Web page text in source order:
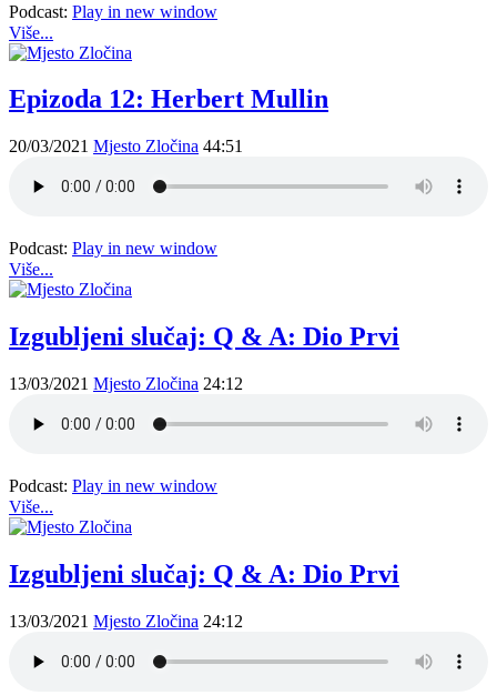
Podcast: Play in new window
Više...
Epizoda 12: Herbert Mullin
20/03/2021 Mjesto Zločina 44:51
Podcast: Play in new window
Više...
Izgubljeni slučaj: Q & A: Dio Prvi
13/03/2021 Mjesto Zločina 24:12
Podcast: Play in new window
Više...
Izgubljeni slučaj: Q & A: Dio Prvi
13/03/2021 Mjesto Zločina 24:12